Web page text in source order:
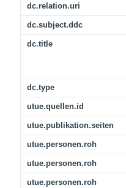
dc.relation.uri
dc.subject.ddc
dc.title
dc.type
utue.quellen.id
utue.publikation.seiten
utue.personen.roh
utue.personen.roh
utue.personen.roh